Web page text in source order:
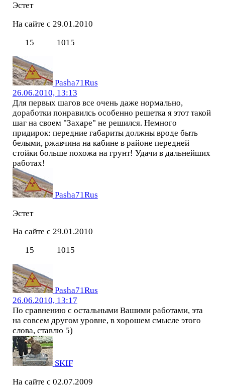
Эстет
На сайте с 29.01.2010
15
1015
Pasha71Rus
26.06.2010, 13:13
Для первых шагов все очень даже нормально,
доработки понравилсь особенно решетка я этот такой
шаг на своем "Захаре" не решился. Немного
придирок: передние габариты должны вроде быть
белыми, ржавчина на кабине в районе передней
стойки больше похожа на грунт! Удачи в дальнейших
работах!
Pasha71Rus
Эстет
На сайте с 29.01.2010
15
1015
Pasha71Rus
26.06.2010, 13:17
По сравнению с остальными Вашими работами, эта
на совсем другом уровне, в хорошем смысле этого
слова, ставлю 5)
SKIF
На сайте с 02.07.2009